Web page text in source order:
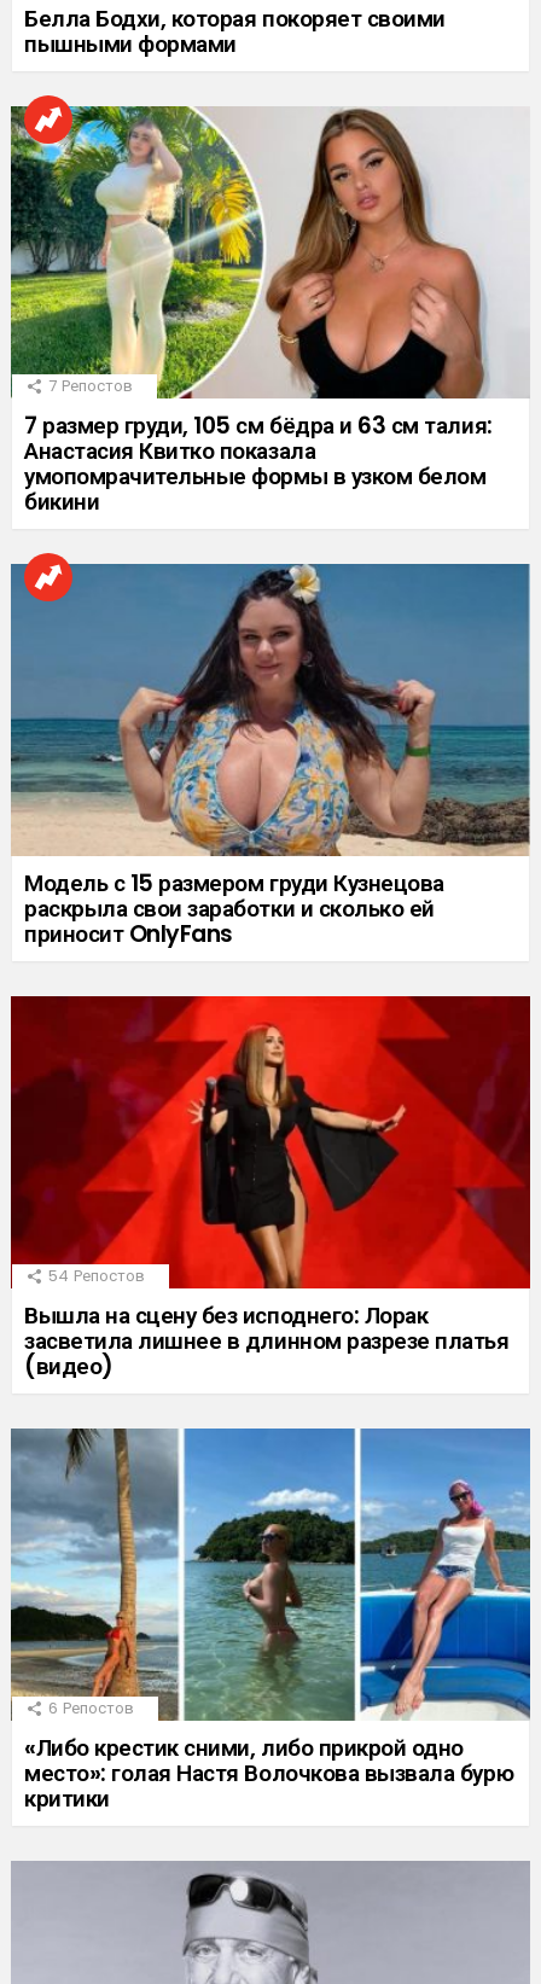
Белла Бодхи, которая покоряет своими
пышными формами
7 Репостов
7 размер груди, 105 см бёдра и 63 см талия:
Анастасия Квитко показала
умопомрачительные формы в узком белом
бикини
Модель с 15 размером груди Кузнецова
раскрыла свои заработки и сколько ей
приносит OnlyFans
54 Репостов
Вышла на сцену без исподнего: Лорак
засветила лишнее в длинном разрезе платья
(видео)
6 Репостов
«Либо крестик сними, либо прикрой одно
место»: голая Настя Волочкова вызвала бурю
критики